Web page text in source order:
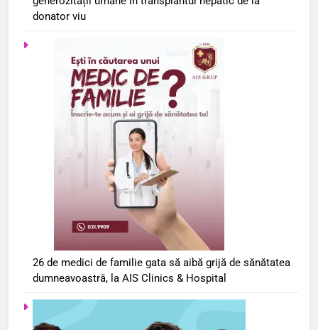
donator viu
26 de medici de familie gata să aibă grijă de sănătatea
dumneavoastră, la AIS Clinics & Hospital